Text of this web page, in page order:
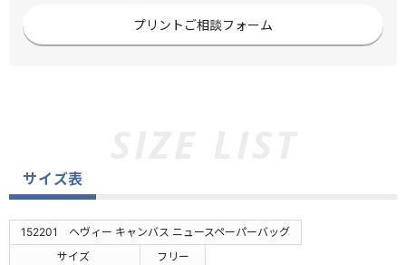
プリントご相談フォーム
サイズ表
152201 ヘヴィー キャンバス ニュースペーパーバッグ
サイズ
フリー